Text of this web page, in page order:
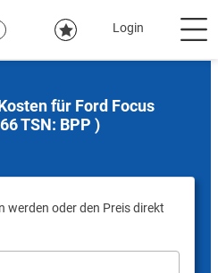
Login
für Ford Focus
TSN: BPP )
werden oder den Preis direkt